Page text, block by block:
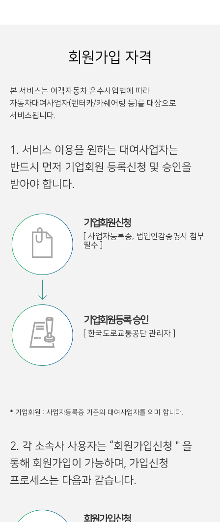
회원가입 자격
본 서비스는 여객자동차 운수사업법에 따라
자동차대여사업자(렌터카/카쉐어링 등)를 대상으로
서비스됩니다.
1. 서비스 이용을 원하는 대여사업자는
반드시 먼저 기업회원 등록신청 및 승인을
받아야 합니다.
기업회원신청
[ 사업자등록증, 법인인감증명서 첨부
필수 ]
기업회원등록 승인
[ 한국도로교통공단 관리자 ]
* 기업회원 : 사업자등록증 기준의 대여사업자를 의미 합니다.
2. 각 소속사 사용자는 “회원가입신청＂을
통해 회원가입이 가능하며, 가입신청
프로세스는 다음과 같습니다.
회원가입신청